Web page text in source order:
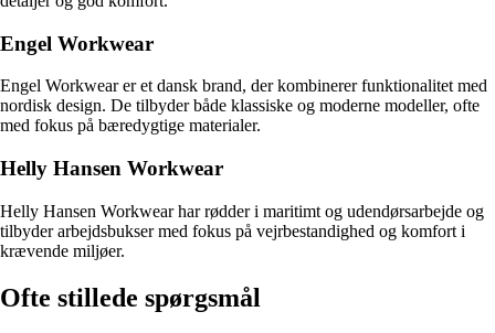
Engel Workwear
Engel Workwear er et dansk brand, der kombinerer funktionalitet med
nordisk design. De tilbyder både klassiske og moderne modeller, ofte
med fokus på bæredygtige materialer.
Helly Hansen Workwear
Helly Hansen Workwear har rødder i maritimt og udendørsarbejde og
tilbyder arbejdsbukser med fokus på vejrbestandighed og komfort i
krævende miljøer.
Ofte stillede spørgsmål